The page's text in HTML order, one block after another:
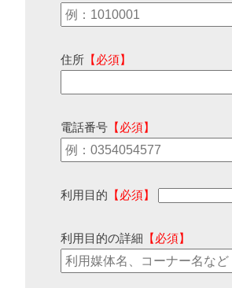
住所 【必須】
電話番号 【必須】
利用目的 【必須】
利用目的の詳細 【必須】